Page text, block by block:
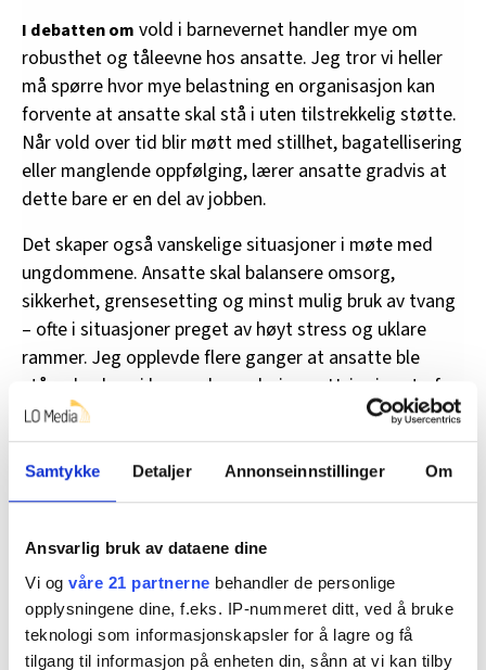
Samtykke Detaljer Annonseinnstillinger Om
Ansvarlig bruk av dataene dine
Vi og våre 21 partnerne behandler de personlige
opplysningene dine, f.eks. IP-nummeret ditt, ved å bruke
teknologi som informasjonskapsler for å lagre og få
tilgang til informasjon på enheten din, sånn at vi kan tilby
I debatten om vold i barnevernet handler mye om
robusthet og tåleevne hos ansatte. Jeg tror vi heller
må spørre hvor mye belastning en organisasjon kan
forvente at ansatte skal stå i uten tilstrekkelig støtte.
Når vold over tid blir møtt med stillhet, bagatellisering
eller manglende oppfølging, lærer ansatte gradvis at
dette bare er en del av jobben.
Det skaper også vanskelige situasjoner i møte med
ungdommene. Ansatte skal balansere omsorg,
sikkerhet, grensesetting og minst mulig bruk av tvang
– ofte i situasjoner preget av høyt stress og uklare
rammer. Jeg opplevde flere ganger at ansatte ble
stående alene i krevende vurderinger. Hvis vi avsto fra
å gripe inn, kunne noen bli skadet. Hvis vi grep inn,
kunne vi være redde for å ha brukt for mye tvang.
Når ledelsen ikke er tydelig nok, blir slike vurderinger
som miljøterapeut, men også med arbeidsmiljøet over
tid.
Konsekvensene rammerikke bare ansatte. Når erfarne
ansatte blir sykemeldte eller slutter, mister